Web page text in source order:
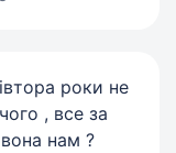
роки не
, все за
нам ?